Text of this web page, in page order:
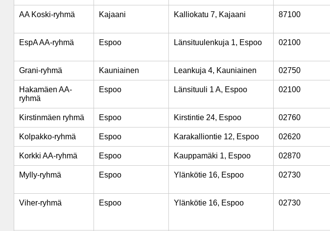
AA Koski-ryhmä Kajaani Kalliokatu 7, Kajaani 87100
EspA AA-ryhmä Espoo Länsituulenkuja 1, Espoo 02100
Grani-ryhmä Kauniainen Leankuja 4, Kauniainen 02750
Hakamäen AA-
ryhmä
Espoo Länsituuli 1 A, Espoo 02100
Kirstinmäen ryhmä Espoo Kirstintie 24, Espoo 02760
Kolpakko-ryhmä Espoo Karakalliontie 12, Espoo 02620
Korkki AA-ryhmä Espoo Kauppamäki 1, Espoo 02870
Mylly-ryhmä Espoo Ylänkötie 16, Espoo 02730
Viher-ryhmä Espoo Ylänkötie 16, Espoo 02730